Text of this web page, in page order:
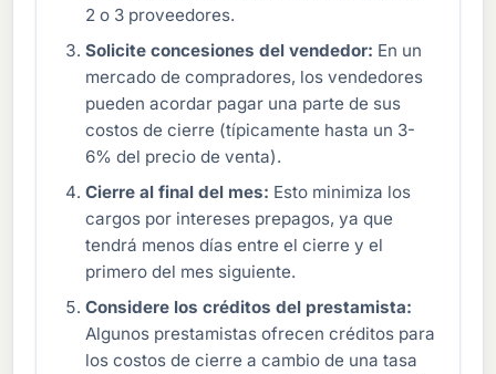
2 o 3 proveedores.
Solicite concesiones del vendedor: En un
mercado de compradores, los vendedores
pueden acordar pagar una parte de sus
costos de cierre (típicamente hasta un 3-
6% del precio de venta).
Cierre al final del mes: Esto minimiza los
cargos por intereses prepagos, ya que
tendrá menos días entre el cierre y el
primero del mes siguiente.
Considere los créditos del prestamista:
Algunos prestamistas ofrecen créditos para
los costos de cierre a cambio de una tasa